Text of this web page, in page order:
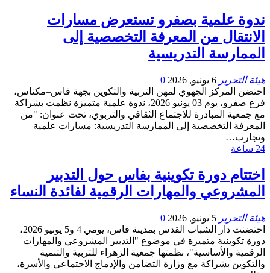
ندوة علمية بصفرو تستعرض مسارات
الانتقال من المعرفة التخصصية إلى
الممارسة التدريسية
هيئة التحرير 6 يونيو, 2026
0
احتضن المركز الجهوي لمهن التربية والتكوين بجهة فاس–مكناس،
فرع صفرو، يوم 03 يونيو 2026، ندوة علمية متميزة نظمت بشراكة
مع جمعية المبادرة للاجتماع الثقافي والتربوي، تحت عنوان: "من
المعرفة التخصصية إلى الممارسة التدريسية: مسارات علمية
وتجارب…
24 ساعة
اختتام دورة تكوينية بفاس حول التدبير
المشروعي والمهارات الرقمية لفائدة النساء
هيئة التحرير 5 يونيو, 2026
0
احتضنت دار الشباب القدس بمدينة فاس، يومي 4 و5 يونيو 2026،
دورة تكوينية متميزة في موضوع "التدبير المشروعي والمهارات
الرقمية والأساسية"، نظمتها جمعية الزهراء للتربية والتنمية
والتكوين بشراكة مع وزارة التضامن والإدماج الاجتماعي والأسرة،